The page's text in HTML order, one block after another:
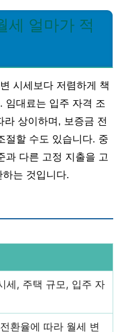
세 얼마가 적
시세보다 저렴하게 책
임대료는 입주 자격 조
상이하며, 보증금 전
절할 수도 있습니다. 중
과 다른 고정 지출을 고
는 것입니다.
세, 주택 규모, 입주 자
환율에 따라 월세 변